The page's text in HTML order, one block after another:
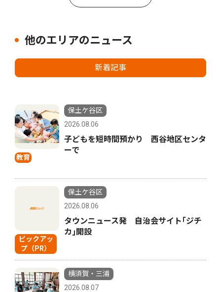
他のエリアのニュース
新着記事
教育
保土ケ谷区
2026.08.06
子どもを短時間預かり 西谷地区センタ
ーで
ピックアッ
プ（PR）
保土ケ谷区
2026.08.06
タウンニュース発 自治会サイト｢ジチ
カ｣開設
横須賀・三浦
2026.08.07